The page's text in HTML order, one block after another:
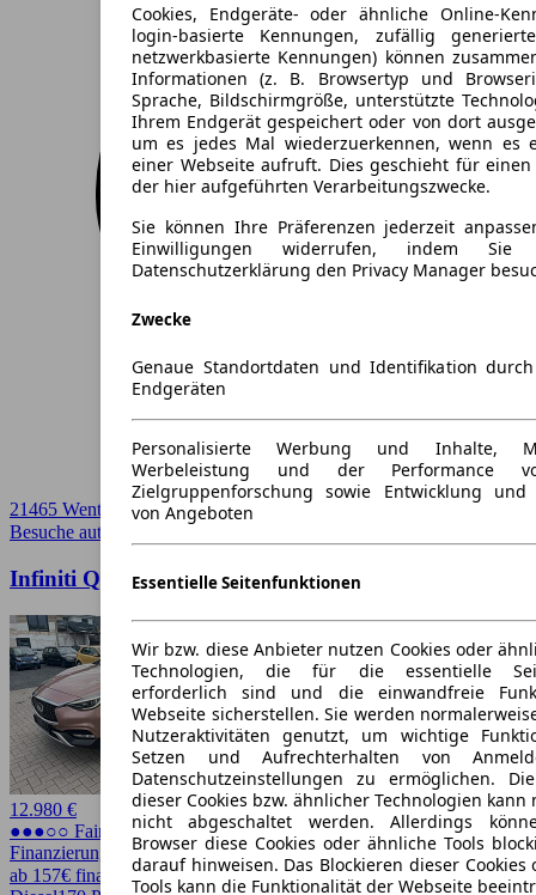
Cookies, Endgeräte- oder ähnliche Online-
login-basierte Kennungen, zufällig
netzwerkbasierte Kennungen) können
Informationen (z. B. Browsertyp und
Sprache, Bildschirmgröße, unterstützte
Ihrem Endgerät gespeichert oder von dort
um es jedes Mal wiederzuerkennen, wenn es
einer Webseite aufruft. Dies geschieht für
der hier aufgeführten Verarbeitungszwecke.
Sie können Ihre Präferenzen jederzeit
Einwilligungen widerrufen, indem
Datenschutzerklärung den Privacy Manager
Zwecke
Genaue Standortdaten und Identifikation
Endgeräten
Personalisierte Werbung und Inhalte,
Werbeleistung und der Performance
Zielgruppenforschung sowie Entwicklung und
von Angeboten
Essentielle Seitenfunktionen
Wir bzw. diese Anbieter nutzen Cookies oder
Technologien, die für die essentielle
erforderlich sind und die einwandfreie
Webseite sicherstellen. Sie werden
Nutzeraktivitäten genutzt, um wichtige
Setzen und Aufrechterhalten von
Datenschutzeinstellungen zu ermöglichen.
dieser Cookies bzw. ähnlicher Technologien kann
nicht abgeschaltet werden. Allerdings
Browser diese Cookies oder ähnliche Tools
darauf hinweisen. Das Blockieren dieser
Tools kann die Funktionalität der Webseite
21465 Wentorf
Besuche autoscout24.de
Infiniti QX30 2.2d DCT AWD Premium Tech
12.980 €
●●●○○ Fairer Preis
Finanzierung möglich
ab 157€ finanzieren ↗